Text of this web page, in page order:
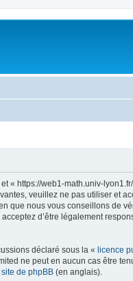
« https://web1-math.univ-
veuillez ne pas utiliser et
que nous vous conseillons de
d’être légalement
déclaré sous la « licence
ne peut en aucun cas être
site de phpBB (en anglais).